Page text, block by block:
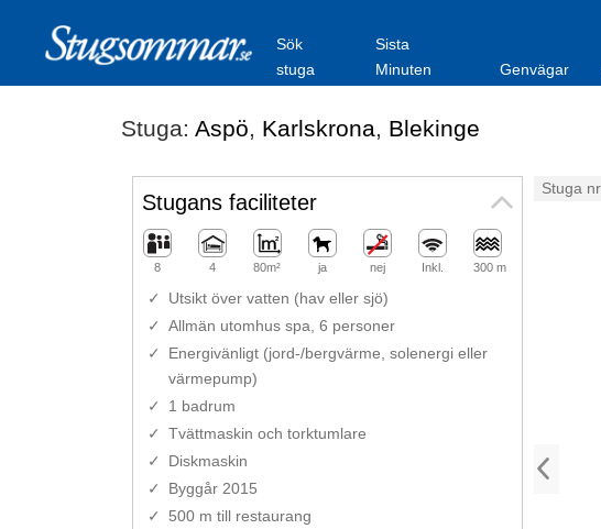
Sök
stuga
Sista
Minuten
Genvägar
Stuga: Aspö, Karlskrona, Blekinge
Stuga
Stugans faciliteter
8 4 80m² ja nej Inkl. 300 m
Utsikt över vatten (hav eller sjö)
Allmän utomhus spa, 6 personer
Energivänligt (jord-/bergvärme, solenergi eller
värmepump)
1 badrum
Tvättmaskin och torktumlare
Diskmaskin
Byggår 2015
500 m till restaurang